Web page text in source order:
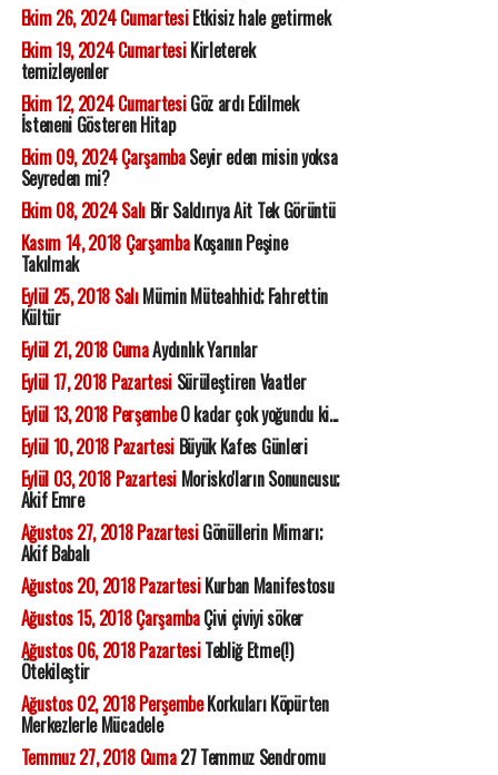
Ekim 26, 2024 CumartesiEtkisiz hale getirmek
Ekim 19, 2024 CumartesiKirleterek
temizleyenler
Ekim 12, 2024 CumartesiGöz ardı Edilmek
İsteneni Gösteren Hitap
Ekim 09, 2024 ÇarşambaSeyir eden misin yoksa
Seyreden mi?
Ekim 08, 2024 SalıBir Saldırıya Ait Tek Görüntü
Kasım 14, 2018 ÇarşambaKoşanın Peşine
Takılmak
Eylül 25, 2018 SalıMümin Müteahhid; Fahrettin
Kültür
Eylül 21, 2018 CumaAydınlık Yarınlar
Eylül 17, 2018 PazartesiSürüleştiren Vaatler
Eylül 13, 2018 PerşembeO kadar çok yoğundu ki...
Eylül 10, 2018 PazartesiBüyük Kafes Günleri
Eylül 03, 2018 PazartesiMorisko'ların Sonuncusu;
Akif Emre
Ağustos 27, 2018 PazartesiGönüllerin Mimarı;
Akif Babalı
Ağustos 20, 2018 PazartesiKurban Manifestosu
Ağustos 15, 2018 ÇarşambaÇivi çiviyi söker
Ağustos 06, 2018 PazartesiTebliğ Etme(!)
Ötekileştir
Ağustos 02, 2018 PerşembeKorkuları Köpürten
Merkezlerle Mücadele
Temmuz 27, 2018 Cuma27 Temmuz Sendromu